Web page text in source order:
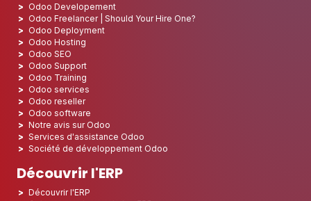
Odoo Developement
Odoo Freelancer | Should Your Hire One?
Odoo Deployment
Odoo Hosting
Odoo SEO
Odoo Support
Odoo Training
Odoo services
Odoo reseller
Odoo software
Notre avis sur Odoo
Services d'assistance Odoo
Société de développement Odoo
Découvrir l'ERP
Découvrir l'ERP